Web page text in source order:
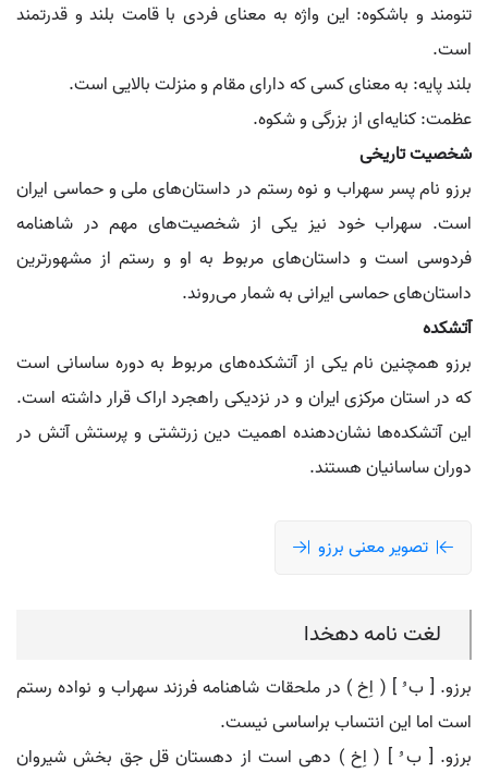
تنومند و باشکوه: این واژه به معنای فردی با قامت بلند و قدرتمند
است.
بلند پایه: به معنای کسی که دارای مقام و منزلت بالایی است.
عظمت: کنایه‌ای از بزرگی و شکوه.
شخصیت تاریخی
برزو نام پسر سهراب و نوه رستم در داستان‌های ملی و حماسی ایران
است. سهراب خود نیز یکی از شخصیت‌های مهم در شاهنامه
فردوسی است و داستان‌های مربوط به او و رستم از مشهورترین
داستان‌های حماسی ایرانی به شمار می‌روند.
آتشکده
برزو همچنین نام یکی از آتشکده‌های مربوط به دوره ساسانی است
که در استان مرکزی ایران و در نزدیکی راهجرد اراک قرار داشته است.
این آتشکده‌ها نشان‌دهنده اهمیت دین زرتشتی و پرستش آتش در
دوران ساسانیان هستند.
تصویر معنی برزو
لغت نامه دهخدا
برزو. [ ب ُ ] ( اِخ ) در ملحقات شاهنامه فرزند سهراب و نواده رستم
است اما این انتساب براساسی نیست.
برزو. [ ب ُ ] ( اِخ ) دهی است از دهستان قل جق بخش شیروان